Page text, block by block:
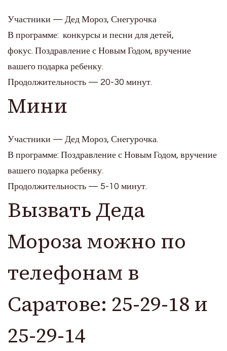
Участники — Дед Мороз, Снегурочка
В программе: конкурсы и песни для детей,
фокус. Поздравление с Новым Годом, вручение
вашего подарка ребенку.
Продолжительность — 20-30 минут.
Мини
Участники — Дед Мороз, Снегурочка.
В программе: Поздравление с Новым Годом, вручение
вашего подарка ребенку.
Продолжительность — 5-10 минут.
Вызвать Деда
Мороза можно по
телефонам в
Саратове: 25-29-18 и
25-29-14